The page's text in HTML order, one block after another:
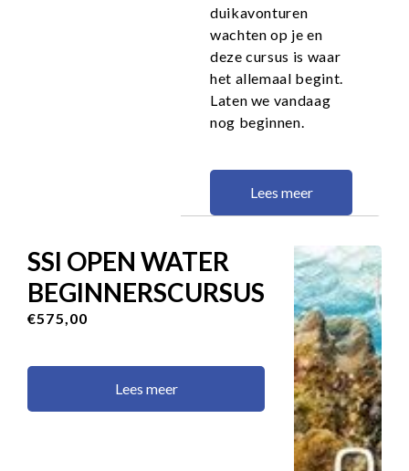
duikavonturen
wachten op je en
deze cursus is waar
het allemaal begint.
Laten we vandaag
nog beginnen.
Lees meer
SSI OPEN WATER
BEGINNERSCURSUS
€575,00
Lees meer